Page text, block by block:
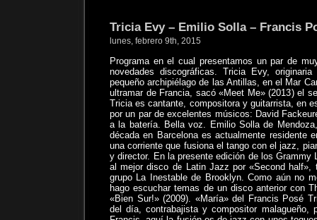
Tricia Evy – Emilio Solla – Francis
lunes, febrero 9th, 2015
Programa en el cual presentamos un par de
novedades discográficas. Tricia Evy,
pequeño archipiélago de las Antillas, en el Mar
ultramar de Francia, sacó «Meet Me» (2013) el
Tricia es cantante, compositora y guitarrista, en
por un par de excelentes músicos: David
a la batería. Bella voz. Emilio Solla de
década en Barcelona es actualmente residente
una corriente que fusiona el tango con el jazz,
y director. En la presente edición de los Grammy
al mejor disco de Latin Jazz por «Second half»,
grupo La Inestable de Brooklyn. Como aún no
hago escuchar temas de un disco anterior con
«Bien Sur!» (2009). «María» del Francis Posé
del día, contrabajista y compositor malagueño,